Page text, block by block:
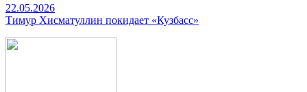
22.05.2026
Тимур Хисматуллин покидает «Кузбасс»